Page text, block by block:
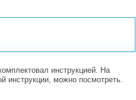
инструкцией. На
инструкции, можно посмотреть.